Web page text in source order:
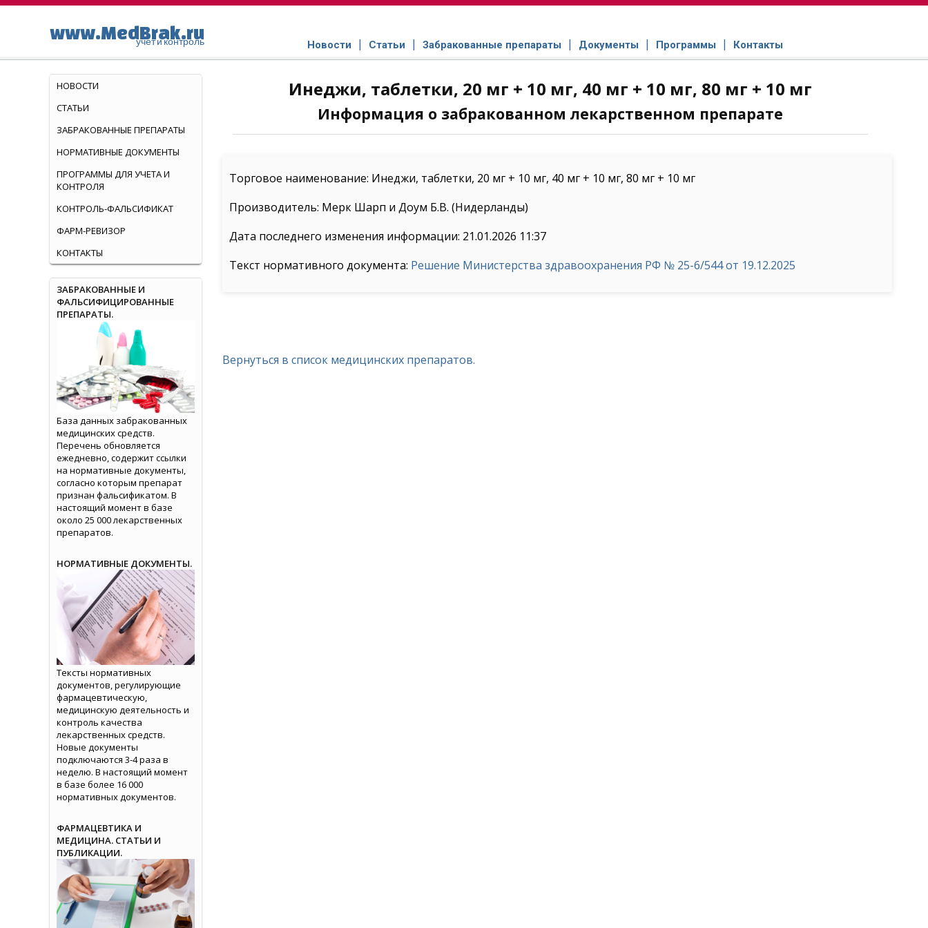
www.MedBrak.ru
учет и контроль Новости Статьи Забракованные препараты Документы Программы Контакты
Инеджи, таблетки, 20 мг + 10 мг, 40 мг + 10 мг, 80 мг + 10 мг
Информация о забракованном лекарственном препарате
Торговое наименование: Инеджи, таблетки, 20 мг + 10 мг, 40 мг + 10 мг, 80 мг + 10 мг
Производитель: Мерк Шарп и Доум Б.В. (Нидерланды)
Дата последнего изменения информации: 21.01.2026 11:37
Текст нормативного документа: Решение Министерства здравоохранения РФ № 25-6/544 от 19.12.2025
Вернуться в список медицинских препаратов.
НОВОСТИ
СТАТЬИ
ЗАБРАКОВАННЫЕ ПРЕПАРАТЫ
НОРМАТИВНЫЕ ДОКУМЕНТЫ
ПРОГРАММЫ ДЛЯ УЧЕТА И
КОНТРОЛЯ
КОНТРОЛЬ-ФАЛЬСИФИКАТ
ФАРМ-РЕВИЗОР
КОНТАКТЫ
ЗАБРАКОВАННЫЕ И
ФАЛЬСИФИЦИРОВАННЫЕ
ПРЕПАРАТЫ.
База данных забракованных
медицинских средств.
Перечень обновляется
ежедневно, содержит ссылки
на нормативные документы,
согласно которым препарат
признан фальсификатом. В
настоящий момент в базе
около 25 000 лекарственных
препаратов.
НОРМАТИВНЫЕ ДОКУМЕНТЫ.
Тексты нормативных
документов, регулирующие
фармацевтическую,
медицинскую деятельность и
контроль качества
лекарственных средств.
Новые документы
подключаются 3-4 раза в
неделю. В настоящий момент
в базе более 16 000
нормативных документов.
ФАРМАЦЕВТИКА И
МЕДИЦИНА. СТАТЬИ И
ПУБЛИКАЦИИ.